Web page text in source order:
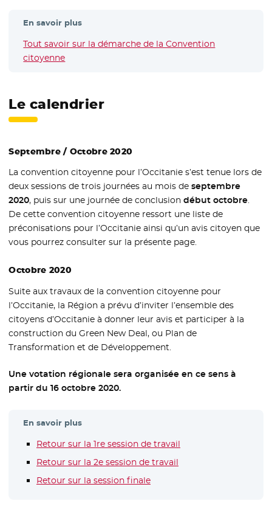
En savoir plus
Tout savoir sur la démarche de la Convention
citoyenne
Le calendrier
Septembre / Octobre 2020
La convention citoyenne pour l’Occitanie s’est tenue lors de
deux sessions de trois journées au mois deseptembre
2020, puis sur une journée de conclusiondébut octobre.
De cette convention citoyenne ressort une liste de
préconisations pour l’Occitanie ainsi qu’un avis citoyen que
vous pourrez consulter sur la présente page.
Octobre 2020
Suite aux travaux de la convention citoyenne pour
l’Occitanie, la Région a prévu d’inviter l’ensemble des
citoyens d’Occitanie à donner leur avis et participer à la
construction du Green New Deal, ou Plan de
Transformation et de Développement.
Une votation régionale sera organisée en ce sens à
partir du 16 octobre 2020.
En savoir plus
Retour sur la 1re session de travail
Retour sur la 2e session de travail
Retour sur la session finale- Nouvelle fenêtre